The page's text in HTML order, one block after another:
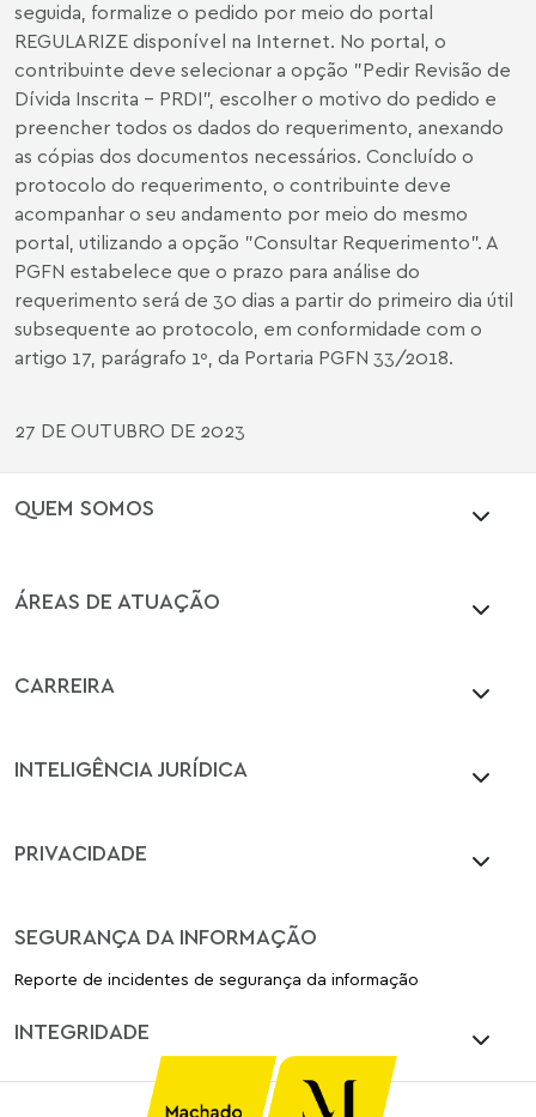
seguida, formalize o pedido por meio do portal
REGULARIZE disponível na Internet. No portal, o
contribuinte deve selecionar a opção "Pedir Revisão de
Dívida Inscrita - PRDI", escolher o motivo do pedido e
preencher todos os dados do requerimento, anexando
as cópias dos documentos necessários. Concluído o
protocolo do requerimento, o contribuinte deve
acompanhar o seu andamento por meio do mesmo
portal, utilizando a opção "Consultar Requerimento". A
PGFN estabelece que o prazo para análise do
requerimento será de 30 dias a partir do primeiro dia útil
subsequente ao protocolo, em conformidade com o
artigo 17, parágrafo 1º, da Portaria PGFN 33/2018.
27 DE OUTUBRO DE 2023
QUEM SOMOS
ÁREAS DE ATUAÇÃO
CARREIRA
INTELIGÊNCIA JURÍDICA
PRIVACIDADE
SEGURANÇA DA INFORMAÇÃO
Reporte de incidentes de segurança da informação
INTEGRIDADE